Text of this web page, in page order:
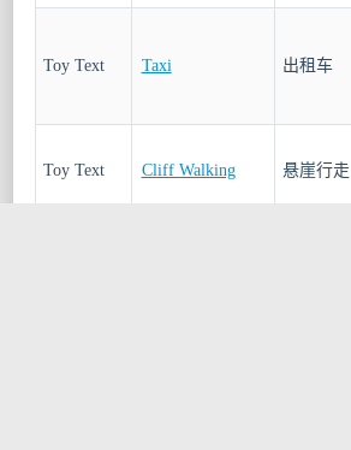
Toy Text Taxi 出租车
Toy Text Cliff Walking 悬崖行走